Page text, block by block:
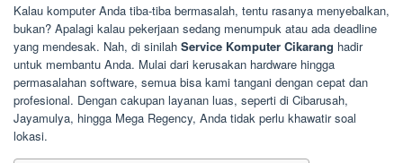
Kalau komputer Anda tiba-tiba bermasalah, tentu rasanya menyebalkan,
bukan? Apalagi kalau pekerjaan sedang menumpuk atau ada deadline
yang mendesak. Nah, di sinilah Service Komputer Cikarang hadir
untuk membantu Anda. Mulai dari kerusakan hardware hingga
permasalahan software, semua bisa kami tangani dengan cepat dan
profesional. Dengan cakupan layanan luas, seperti di Cibarusah,
Jayamulya, hingga Mega Regency, Anda tidak perlu khawatir soal
lokasi.